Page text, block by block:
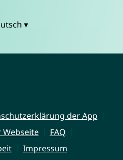
▾
der App
FAQ
Impressum